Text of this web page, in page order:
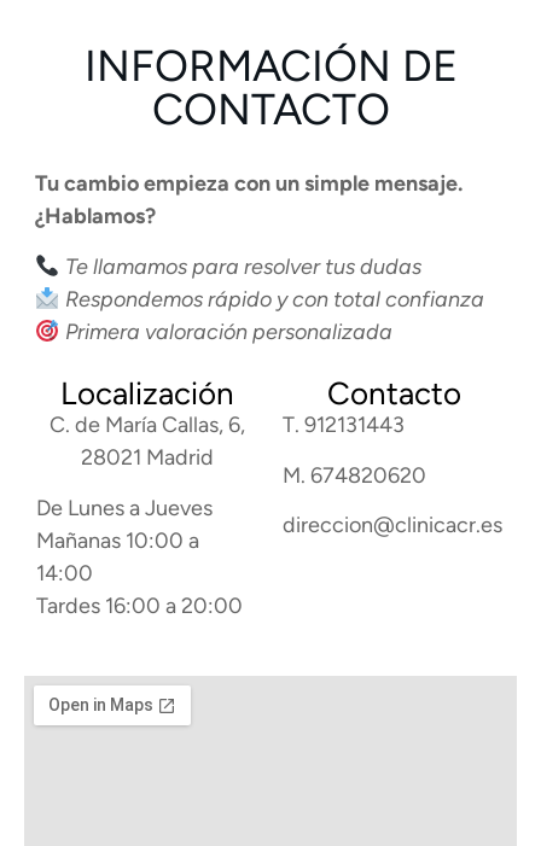
INFORMACIÓN DE
CONTACTO
Tu cambio empieza con un simple mensaje.
¿Hablamos?
Te llamamos para resolver tus dudas
Respondemos rápido y con total confianza
Primera valoración personalizada
Localización
C. de María Callas, 6,
28021 Madrid
De Lunes a Jueves
Mañanas 10:00 a
14:00
Tardes 16:00 a 20:00
Contacto
T. 912131443
M. 674820620
direccion@clinicacr.es